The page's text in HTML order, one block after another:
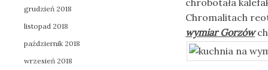
chrobotała
Chromalitach
wymiar Gorzów
grudzień 2018
listopad 2018
październik 2018
wrzesień 2018